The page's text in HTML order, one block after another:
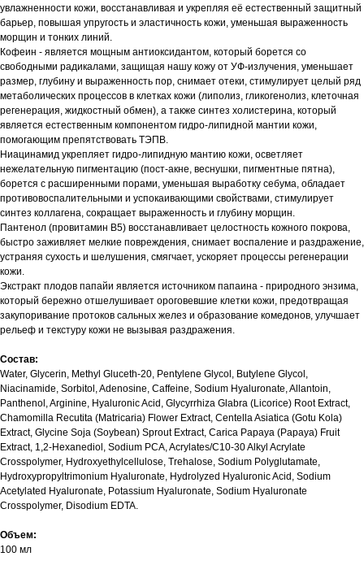
увлажненности кожи, восстанавливая и укрепляя её естественный защитный
барьер, повышая упругость и эластичность кожи, уменьшая выраженность
морщин и тонких линий.
Кофеин - является мощным антиоксидантом, который борется со
свободными радикалами, защищая нашу кожу от УФ-излучения, уменьшает
размер, глубину и выраженность пор, снимает отеки, стимулирует целый ряд
метаболических процессов в клетках кожи (липолиз, гликогенолиз, клеточная
регенерация, жидкостный обмен), а также синтез холистерина, который
является естественным компонентом гидро-липидной мантии кожи,
помогающим препятствовать ТЭПВ.
Ниацинамид укрепляет гидро-липидную мантию кожи, осветляет
нежелательную пигментацию (пост-акне, веснушки, пигментные пятна),
борется с расширенными порами, уменьшая выработку себума, обладает
противовоспалительными и успокаивающими свойствами, стимулирует
синтез коллагена, сокращает выраженность и глубину морщин.
Пантенол (провитамин B5) восстанавливает целостность кожного покрова,
быстро заживляет мелкие повреждения, снимает воспаление и раздражение,
устраняя сухость и шелушения, смягчает, ускоряет процессы регенерации
кожи.
Экстракт плодов папайи является источником папаина - природного энзима,
который бережно отшелушивает ороговевшие клетки кожи, предотвращая
закупоривание протоков сальных желез и образование комедонов, улучшает
рельеф и текстуру кожи не вызывая раздражения.
Состав:
Water, Glycerin, Methyl Gluceth-20, Pentylene Glycol, Butylene Glycol,
Niacinamide, Sorbitol, Adenosine, Caffeine, Sodium Hyaluronate, Allantoin,
Panthenol, Arginine, Hyaluronic Acid, Glycyrrhiza Glabra (Licorice) Root Extract,
Chamomilla Recutita (Matricaria) Flower Extract, Centella Asiatica (Gotu Kola)
Extract, Glycine Soja (Soybean) Sprout Extract, Carica Papaya (Papaya) Fruit
Extract, 1,2-Hexanediol, Sodium PCA, Acrylates/C10-30 Alkyl Acrylate
Crosspolymer, Hydroxyethylcellulose, Trehalose, Sodium Polyglutamate,
Hydroxypropyltrimonium Hyaluronate, Hydrolyzed Hyaluronic Acid, Sodium
Acetylated Hyaluronate, Potassium Hyaluronate, Sodium Hyaluronate
Crosspolymer, Disodium EDTA.
Объем:
100 мл